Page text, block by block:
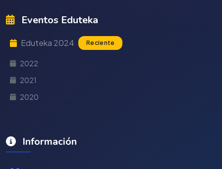
Eventos Eduteka
Eduteka 2024 Reciente
2022
2021
2020
Información